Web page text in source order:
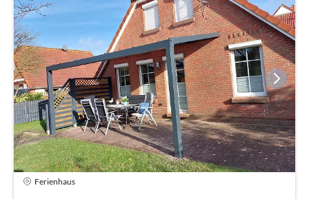
Ferienhaus